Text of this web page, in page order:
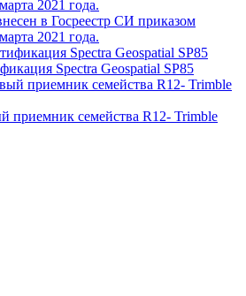
в Госреестр СИ приказом
2021 года.
Spectra Geospatial SP85
приемник семейства R12- Trimble